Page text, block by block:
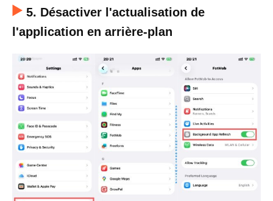
5. Désactiver l'actualisation de
l'application en arrière-plan